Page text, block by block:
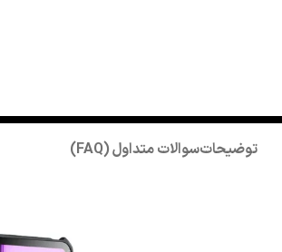
توضیحاتسوالات متداول (FAQ)